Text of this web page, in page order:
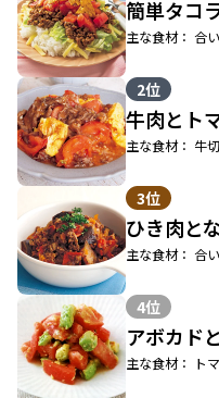
簡単タコ
主な食材： 合
2位
牛肉とト
主な食材： 牛
3位
ひき肉と
主な食材： 合
4位
アボカド
主な食材： ト